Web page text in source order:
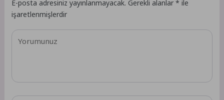
E-posta adresiniz yayınlanmayacak. Gerekli alanlar* ile
işaretlenmişlerdir